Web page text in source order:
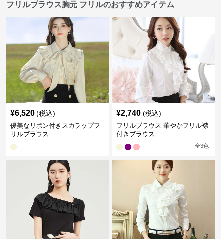
フリルブラウス胸元 フリルのおすすめアイテム
¥6,520 (税込)
優美なリボン付きスカラップフ
リルブラウス
¥2,740 (税込)
フリルブラウス 華やかフリル襟
付きブラウス
全3色